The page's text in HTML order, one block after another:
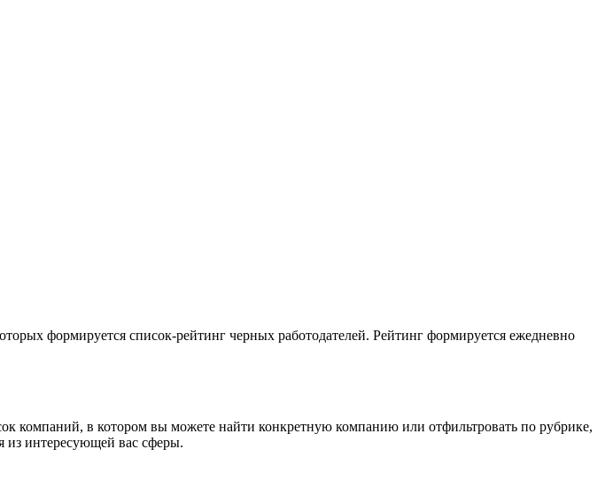
формируется список-рейтинг черных работодателей. Рейтинг формируется ежедневно
компаний, в котором вы можете найти конкретную компанию или отфильтровать по рубрике,
из интересующей вас сферы.